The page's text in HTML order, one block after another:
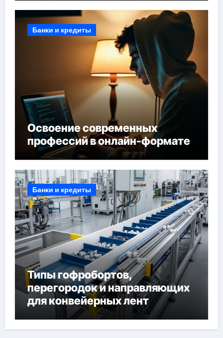
Банки и кредиты
Освоение современных
профессий в онлайн-формате
Банки и кредиты
Типы гофробортов,
перегородок и направляющих
для конвейерных лент